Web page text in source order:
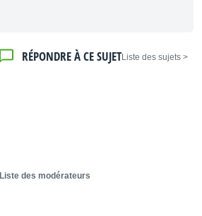
< Liste des sujets
RÉPONDRE À CE SUJET
Liste des modérateurs